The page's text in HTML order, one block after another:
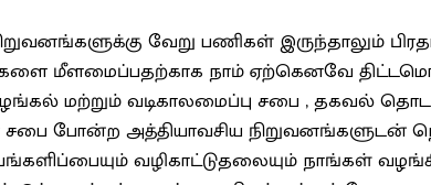
வேறு பணிகள் இருந்தாலும்
மீளமைப்பதற்காக நாம் ஏற்கெனவே
மற்றும் வடிகாலமைப்பு சபை , தகவல்
சபை போன்ற அத்தியாவசிய நிறுவனங்களுடன்
வழிகாட்டுதலையும் நாங்கள்